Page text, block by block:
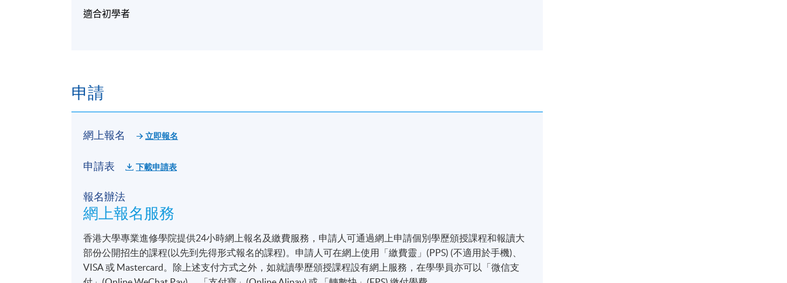
適合初學者
申請
網上報名 立即報名
申請表 下載申請表
報名辦法
網上報名服務
香港大學專業進修學院提供24小時網上報名及繳費服務，申請人可通過網上申請個別學歷頒授課程和報讀大
部份公開招生的課程(以先到先得形式報名的課程)。申請人可在網上使用「繳費靈」(PPS) (不適用於手機)、
VISA 或 Mastercard。除上述支付方式之外，如就讀學歷頒授課程設有網上服務，在學學員亦可以「微信支